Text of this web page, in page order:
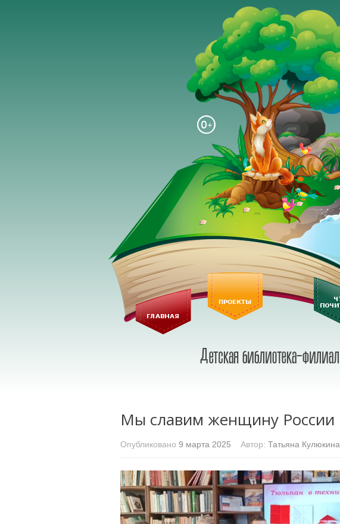
Мы славим женщину России
Опубликовано 9 марта 2025 Автор: Татьяна Кулюкина